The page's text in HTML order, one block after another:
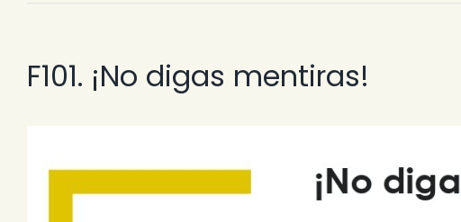
F101. ¡No digas mentiras!